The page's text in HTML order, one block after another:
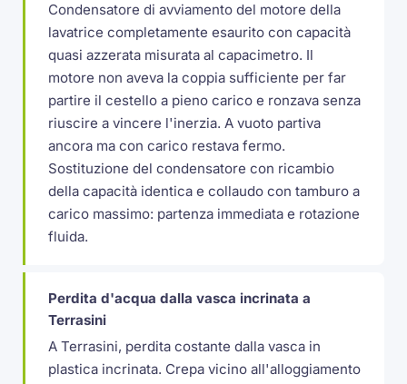
Condensatore di avviamento del motore della
lavatrice completamente esaurito con capacità
quasi azzerata misurata al capacimetro. Il
motore non aveva la coppia sufficiente per far
partire il cestello a pieno carico e ronzava senza
riuscire a vincere l'inerzia. A vuoto partiva
ancora ma con carico restava fermo.
Sostituzione del condensatore con ricambio
della capacità identica e collaudo con tamburo a
carico massimo: partenza immediata e rotazione
fluida.
Perdita d'acqua dalla vasca incrinata a
Terrasini
A Terrasini, perdita costante dalla vasca in
plastica incrinata. Crepa vicino all'alloggiamento